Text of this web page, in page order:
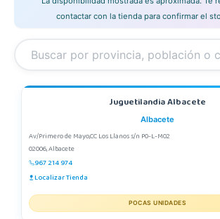
contactar con la tienda para confirmar el
Juguetilandia Albacete
Albacete
Av/Primero de Mayo,CC Los Llanos s/n P0-L-M02
02006, Albacete
967 214 974
Localizar Tienda
POCAS UNIDADES